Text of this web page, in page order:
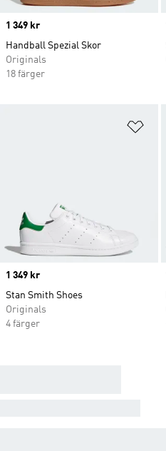
Price
1 349 kr
Handball Spezial Skor
Originals
18 färger
Price
1 349 kr
Stan Smith Shoes
Originals
4 färger